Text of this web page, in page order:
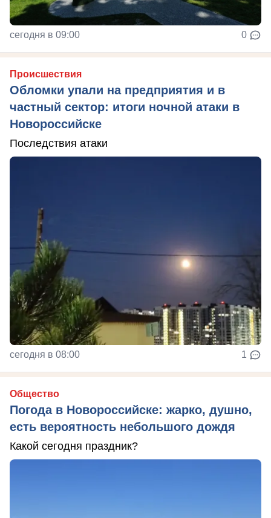
сегодня в 09:00 0
Происшествия
Обломки упали на предприятия и в
частный сектор: итоги ночной атаки в
Новороссийске
Последствия атаки
сегодня в 08:00 1
Общество
Погода в Новороссийске: жарко, душно,
есть вероятность небольшого дождя
Какой сегодня праздник?